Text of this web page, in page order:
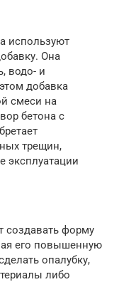
используют
Она
водо- и
добавка
смеси на
бетона с
трещин,
эксплуатации
создавать форму
его повышенную
опалубку,
либо